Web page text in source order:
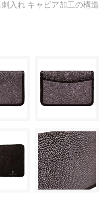
入れ キャビア加工の構造